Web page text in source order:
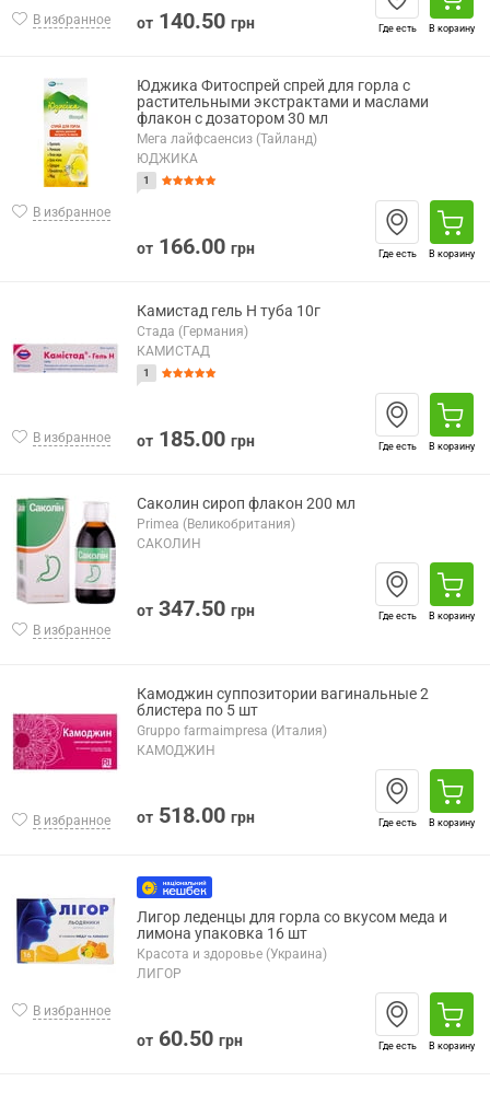
В избранное от 140.50 грн Где есть В корзину
В избранное
Юджика Фитоспрей спрей для горла с
растительными экстрактами и маслами
флакон с дозатором 30 мл
Мега лайфсаенсиз (Тайланд)
ЮДЖИКА
1
от 166.00 грн Где есть В корзину
В избранное
Камистад гель Н туба 10г
Стада (Германия)
КАМИСТАД
1
от 185.00 грн Где есть В корзину
В избранное
Саколин сироп флакон 200 мл
Primea (Великобритания)
САКОЛИН
от 347.50 грн Где есть В корзину
В избранное
Камоджин суппозитории вагинальные 2
блистера по 5 шт
Gruppo farmaimpresa (Италия)
КАМОДЖИН
от 518.00 грн Где есть В корзину
В избранное
Лигор леденцы для горла со вкусом меда и
лимона упаковка 16 шт
Красота и здоровье (Украина)
ЛИГОР
от 60.50 грн Где есть В корзину